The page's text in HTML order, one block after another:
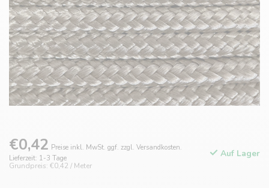
€0,42 Preise inkl. MwSt. ggf. zzgl. Versandkosten.
Lieferzeit: 1-3 Tage
Grundpreis: €0,42 / Meter
Auf Lager